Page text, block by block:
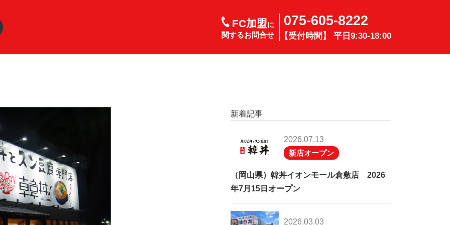
FC加盟に
関するお問合せ
075-605-8222
【受付時間】 平日9:30-18:00
新着記事
2026.07.13
新店オープン
（岡山県）韓丼イオンモール倉敷店 2026
年7月15日オープン
2026.03.03